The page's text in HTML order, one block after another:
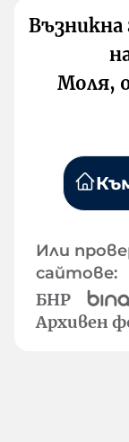
Възникна
Моля,
Или
сайтове:
БНР
Архивен